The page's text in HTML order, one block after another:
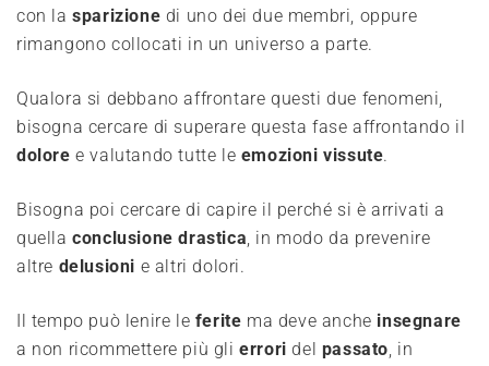
con lasparizione di uno dei due membri, oppure
rimangono collocati in un universo a parte.
Qualora si debbano affrontare questi due fenomeni,
bisogna cercare di superare questa fase affrontando il
dolore e valutando tutte le emozioni vissute.
Bisogna poi cercare di capire il perché si è arrivati a
quellaconclusione drastica, in modo da prevenire
altre delusioni e altri dolori.
Il tempo può lenire le ferite ma deve anche insegnare
a non ricommettere più glierrori del passato, in